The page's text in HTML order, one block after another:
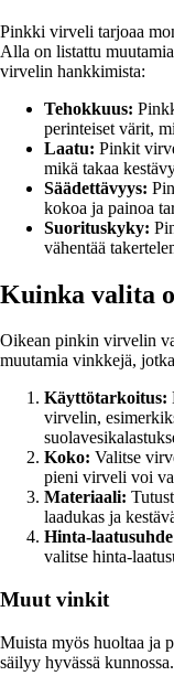
Pinkki virveli tarjoaa
Alla on listattu
virvelin hankkimista:
Tehokkuus:
perinteiset värit,
Laatu: Pinkit
mikä takaa
Säädettävyys:
kokoa ja painoa
Suorituskyky:
vähentää
Kuinka valita
Oikean pinkin virvelin
muutamia vinkkejä,
Käyttötarkoitus:
virvelin,
Koko: Valitse
pieni virveli voi
Materiaali:
laadukas ja
Hinta-
valitse hinta-
Muut vinkit
Muista myös huoltaa ja
säilyy hyvässä